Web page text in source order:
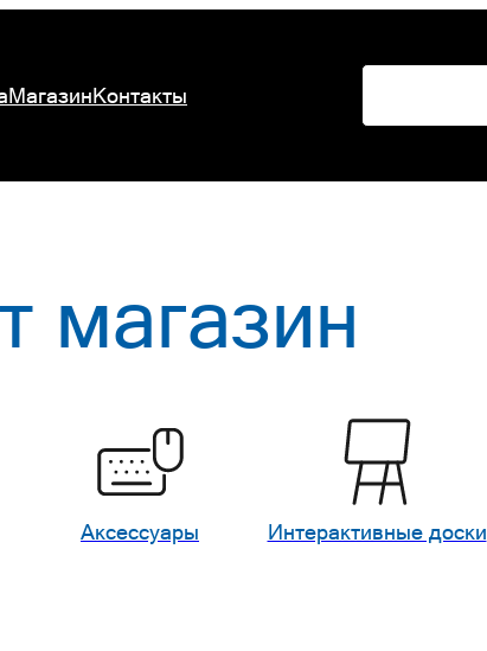
МагазинКонтакты
магазин
Аксессуары Интерактивные доски